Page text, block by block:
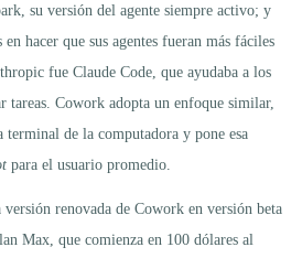
su versión del agente siempre activo; y
hacer que sus agentes fueran más fáciles
fue Claude Code, que ayudaba a los
tareas. Cowork adopta un enfoque similar,
de la computadora y pone esa
para el usuario promedio.
renovada de Cowork en versión beta
Max, que comienza en 100 dólares al